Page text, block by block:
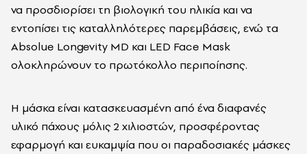
να προσδιορίσει τη βιολογική του ηλικία και να
εντοπίσει τις καταλληλότερες παρεμβάσεις, ενώ τα
Absolue Longevity MD και LED Face Mask
ολοκληρώνουν το πρωτόκολλο περιποίησης.
Η μάσκα είναι κατασκευασμένη από ένα διαφανές
υλικό πάχους μόλις 2 χιλιοστών, προσφέροντας
εφαρμογή και ευκαμψία που οι παραδοσιακές μάσκες